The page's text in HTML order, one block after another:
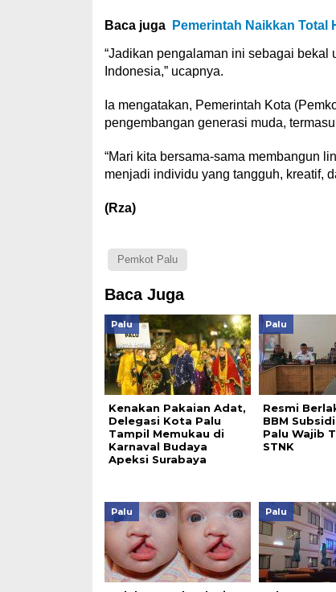
Baca juga Pemerintah Naikkan Total
“Jadikan pengalaman ini sebagai bekal
Indonesia,” ucapnya.
Ia mengatakan, Pemerintah Kota
pengembangan generasi muda,
“Mari kita bersama-sama membangun
menjadi individu yang tangguh, kreatif,
(Rza)
Pemkot Palu
Baca Juga
Palu
Kenakan Pakaian Adat,
Delegasi Kota Palu
Tampil Memukau di
Karnaval Budaya
Apeksi Surabaya
Palu
Resmi
BBM
Palu Wajib
STNK
Palu Palu